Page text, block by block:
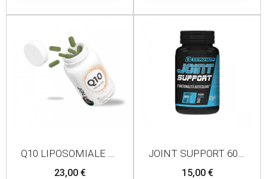
Q10 LIPOSOMIALE 60 CAPS
Prezzo
23,00 €
JOINT SUPPORT 60 COMPRESSE
Prezzo
15,00 €